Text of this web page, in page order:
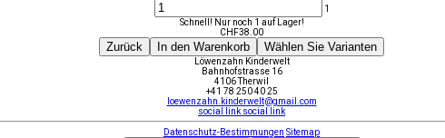
1
Schnell! Nur noch 1 auf Lager!
CHF38.00
Zurück In den Warenkorb Wählen Sie Varianten
Löwenzahn Kinderwelt
Bahnhofstrasse 16
4106 Therwil
+41 78 250 40 25
loewenzahn.kinderwelt@gmail.com
social link social link
Datenschutz-Bestimmungen Sitemap